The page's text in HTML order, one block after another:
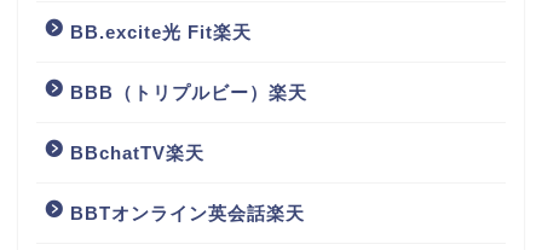
BB.excite光 Fit楽天
BBB（トリプルビー）楽天
BBchatTV楽天
BBTオンライン英会話楽天